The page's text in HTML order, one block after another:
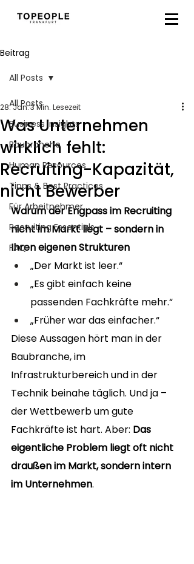
Beitrag
All Posts
Business Insights
Baubranche
Human Resources
Tipps & Best Practices
Für Arbeitnehmer
Recruiting Essentials
FAQ
All Posts
Was Unternehmen
wirklich fehlt:
Recruiting-Kapazität,
nicht Bewerber
28. Jan.3 Min. Lesezeit
Warum der Engpass im Recruiting
nicht im Markt liegt – sondern in
Ihren eigenen Strukturen
„Der Markt ist leer.“
„Es gibt einfach keine
passenden Fachkräfte mehr.“
„Früher war das einfacher.“
Diese Aussagen hört man in der
Baubranche, im
Infrastrukturbereich und in der
Technik beinahe täglich. Und ja –
der Wettbewerb um gute
Fachkräfte ist hart. Aber: Das
eigentliche Problem liegt oft nicht
draußen im Markt, sondern intern
im Unternehmen.